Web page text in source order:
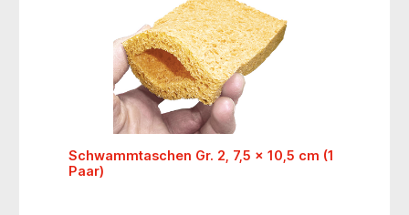
Schwammtaschen Gr. 2, 7,5 x 10,5 cm (1
Paar)